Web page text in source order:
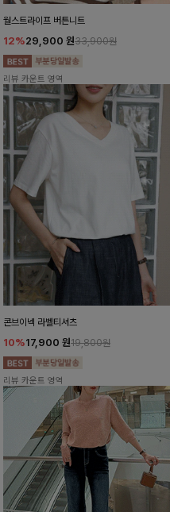
월스트라이프 버튼니트
12%29,900 원33,900원
리뷰 카운트 영역
콘브이넥 라벨티셔츠
10%17,900 원19,800원
리뷰 카운트 영역